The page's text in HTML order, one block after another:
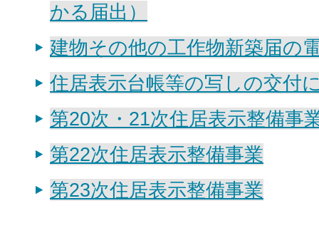
かる届出）
建物その他の工作物新築届の
住居表示台帳等の写しの交付
第20次・21次住居表示整備事
第22次住居表示整備事業
第23次住居表示整備事業